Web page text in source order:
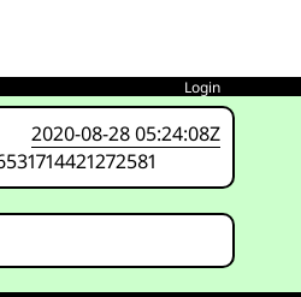
Login
2020-08-28 05:24:08Z